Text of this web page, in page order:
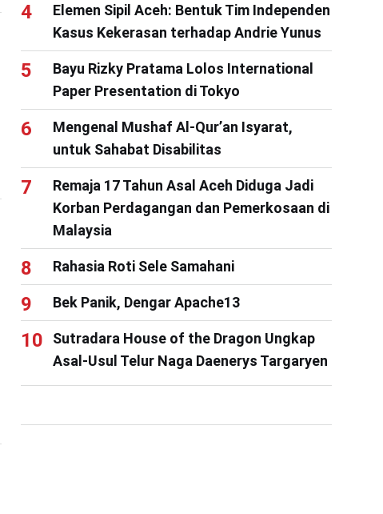
Elemen Sipil Aceh: Bentuk Tim Independen
Kasus Kekerasan terhadap Andrie Yunus
Bayu Rizky Pratama Lolos International
Paper Presentation di Tokyo
Mengenal Mushaf Al-Qur’an Isyarat,
untuk Sahabat Disabilitas
Remaja 17 Tahun Asal Aceh Diduga Jadi
Korban Perdagangan dan Pemerkosaan di
Malaysia
Rahasia Roti Sele Samahani
Bek Panik, Dengar Apache13
Sutradara House of the Dragon Ungkap
Asal-Usul Telur Naga Daenerys Targaryen